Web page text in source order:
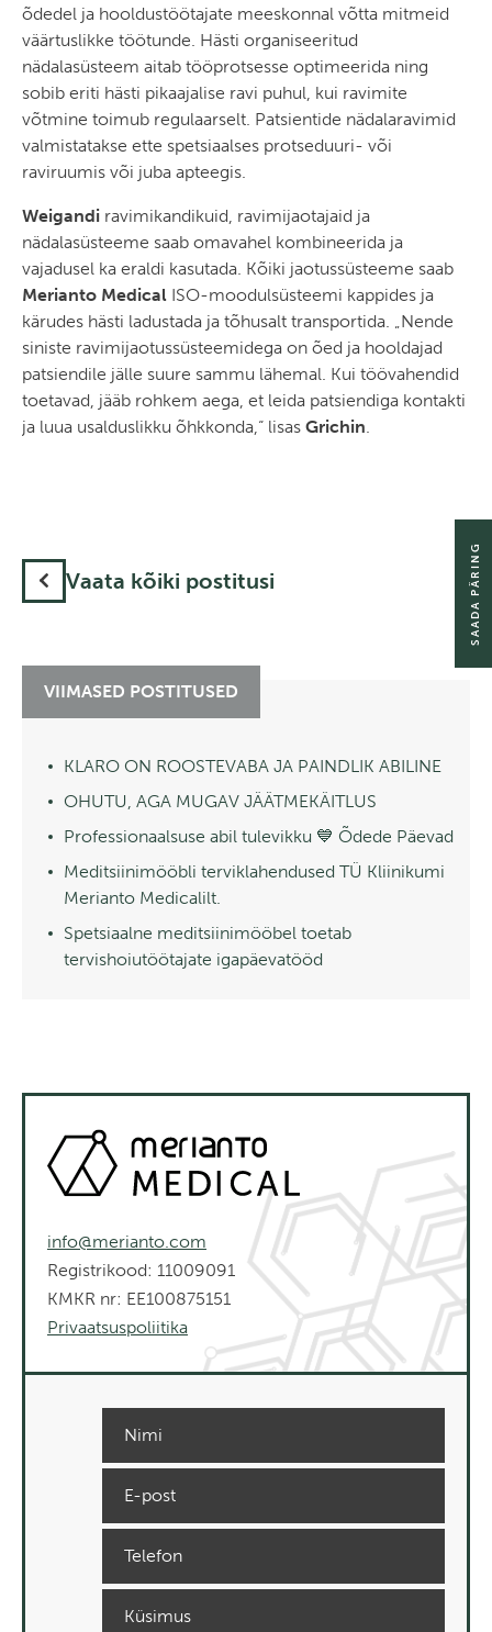
õdedel ja hooldustöötajate meeskonnal võtta mitmeid
väärtuslikke töötunde. Hästi organiseeritud
nädalasüsteem aitab tööprotsesse optimeerida ning
sobib eriti hästi pikaajalise ravi puhul, kui ravimite
võtmine toimub regulaarselt. Patsientide nädalaravimid
valmistatakse ette spetsiaalses protseduuri- või
raviruumis või juba apteegis.
Weigandi ravimikandikuid, ravimijaotajaid ja
nädalasüsteeme saab omavahel kombineerida ja
vajadusel ka eraldi kasutada. Kõiki jaotussüsteeme saab
Merianto Medical ISO-moodulsüsteemi kappides ja
kärudes hästi ladustada ja tõhusalt transportida. „Nende
siniste ravimijaotussüsteemidega on õed ja hooldajad
patsiendile jälle suure sammu lähemal. Kui töövahendid
toetavad, jääb rohkem aega, et leida patsiendiga kontakti
ja luua usalduslikku õhkkonda,“ lisas Grichin.
Vaata kõiki postitusi
VIIMASED POSTITUSED
KLARO ON ROOSTEVABA JA PAINDLIK ABILINE
OHUTU, AGA MUGAV JÄÄTMEKÄITLUS
Professionaalsuse abil tulevikku 💙 Õdede Päevad
Meditsiinimööbli terviklahendused TÜ Kliinikumi
Merianto Medicalilt.
Spetsiaalne meditsiinimööbel toetab
tervishoiutöötajate igapäevatööd
info@merianto.com
Registrikood: 11009091
KMKR nr: EE100875151
Privaatsuspoliitika
SAADA PÄRING